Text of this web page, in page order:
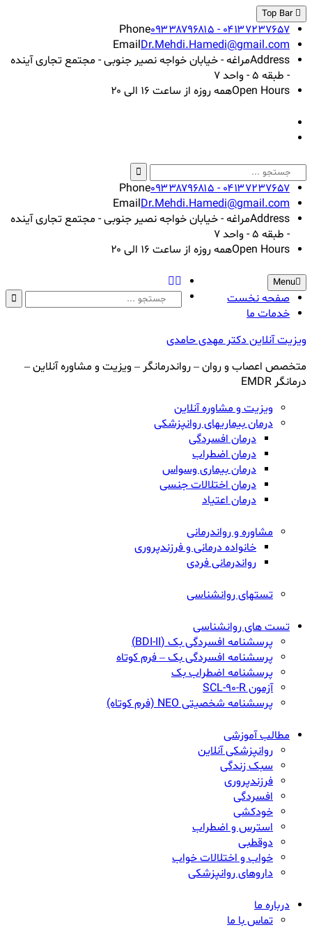
Skip
to
content
Top Bar
Phone۰۹۳۳۸۷۹۶۸۱۵ - ۰۴۱۳۷۲۳۷۶۵۷
EmailDr.Mehdi.Hamedi@gmail.com
Addressمراغه - خیابان خواجه نصیر جنوبی - مجتمع تجاری آینده
- طبقه ۵ - واحد ۷
Open Hoursهمه روزه از ساعت ۱۶ الی ۲۰
Search
for:
Phone۰۹۳۳۸۷۹۶۸۱۵ - ۰۴۱۳۷۲۳۷۶۵۷
EmailDr.Mehdi.Hamedi@gmail.com
Addressمراغه - خیابان خواجه نصیر جنوبی - مجتمع تجاری آینده
- طبقه ۵ - واحد ۷
Open Hoursهمه روزه از ساعت ۱۶ الی ۲۰
Instagram
Linkedin
Search
Search
for:
ویزیت آنلاین دکتر مهدی حامدی
متخصص اعصاب و روان – رواندرمانگر – ویزیت و مشاوره آنلاین –
درمانگر EMDR
Menu
صفحه نخست
خدمات ما
ویزیت و مشاوره آنلاین
درمان بیماریهای روانپزشکی
درمان افسردگی
درمان اضطراب
درمان بیماری وسواس
درمان اختلالات جنسی
درمان اعتیاد
مشاوره و رواندرمانی
خانواده درمانی و فرزندپروری
رواندرمانی فردی
تستهای روانشناسی
تست های روانشناسی
پرسشنامه افسردگی بک (BDI-II)
پرسشنامه افسردگی بک – فرم کوتاه
پرسشنامه اضطراب بک
آزمون SCL-90-R
پرسشنامه شخصیتی NEO (فرم کوتاه)
مطالب آموزشی
روانپزشکی آنلاین
سبک زندگی
فرزندپروری
افسردگی
خودکشی
استرس و اضطراب
دوقطبی
خواب و اختلالات خواب
داروهای روانپزشکی
درباره ما
تماس با ما